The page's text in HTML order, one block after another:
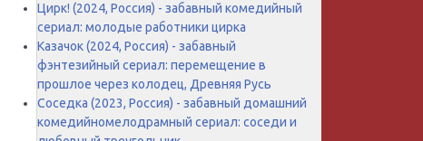
Цирк! (2024, Россия) - забавный комедийный
сериал: молодые работники цирка
Казачок (2024, Россия) - забавный
фэнтезийный сериал: перемещение в
прошлое через колодец, Древняя Русь
Соседка (2023, Россия) - забавный домашний
комедийномелодрамный сериал: соседи и